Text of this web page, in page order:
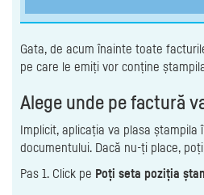
Gata, de acum înainte toate
pe care le emiți vor conține
Alege unde pe factură
Implicit, aplicația va plasa ștampila
documentului. Dacă nu-ți place,
Pas 1. Click pe Poți seta poziția